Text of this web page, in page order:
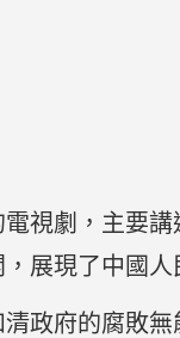
視劇，主要
展現了中國
政府的腐敗